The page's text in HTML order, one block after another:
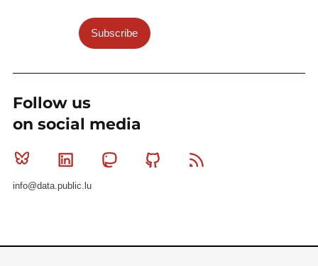
Subscribe
Follow us
on social media
Bluesky Linkedin MastodonGithub
info@data.public.lu